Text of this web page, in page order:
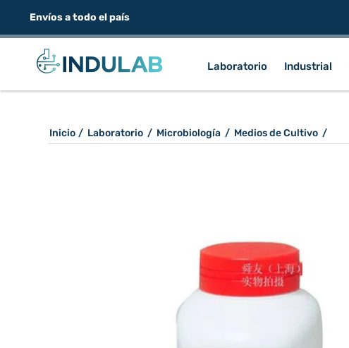
Envíos a todo el país
Laboratorio Industrial
Inicio / Laboratorio / Microbiología / Medios de Cultivo /